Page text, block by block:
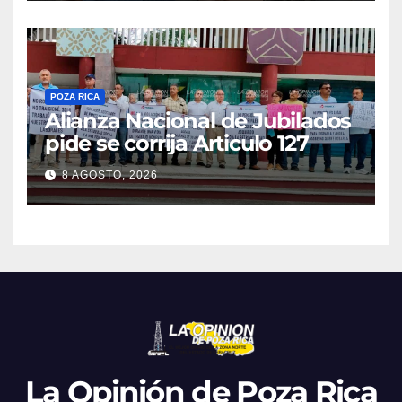
POZA RICA
Alianza Nacional de Jubilados
pide se corrija Articulo 127
8 AGOSTO, 2026
La Opinión de Poza Rica